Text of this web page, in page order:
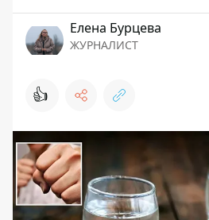
Елена Бурцева
ЖУРНАЛИСТ
👍